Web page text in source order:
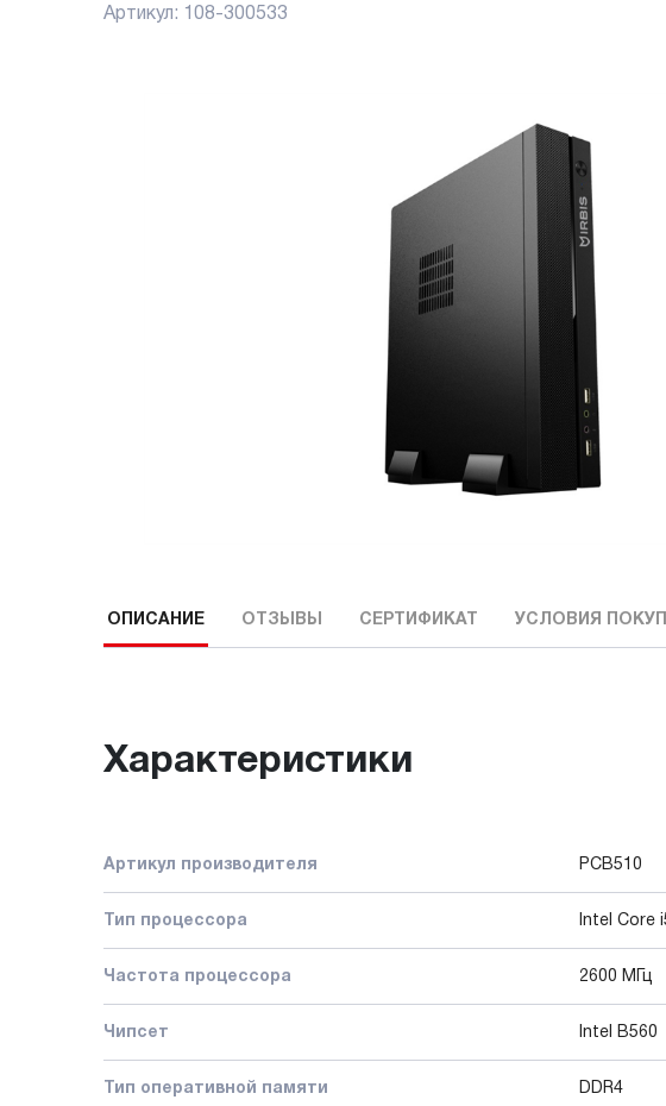
Артикул: 108-300533
ОПИСАНИЕ ОТЗЫВЫ СЕРТИФИКАТ УСЛОВИЯ
Характеристики
Артикул производителя PCB510
Тип процессора Intel Core
Частота процессора 2600 МГц
Чипсет Intel B560
Тип оперативной памяти DDR4